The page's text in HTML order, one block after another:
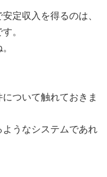
定収入を得るのは、
。
ついて触れておきま
うなシステムであれ